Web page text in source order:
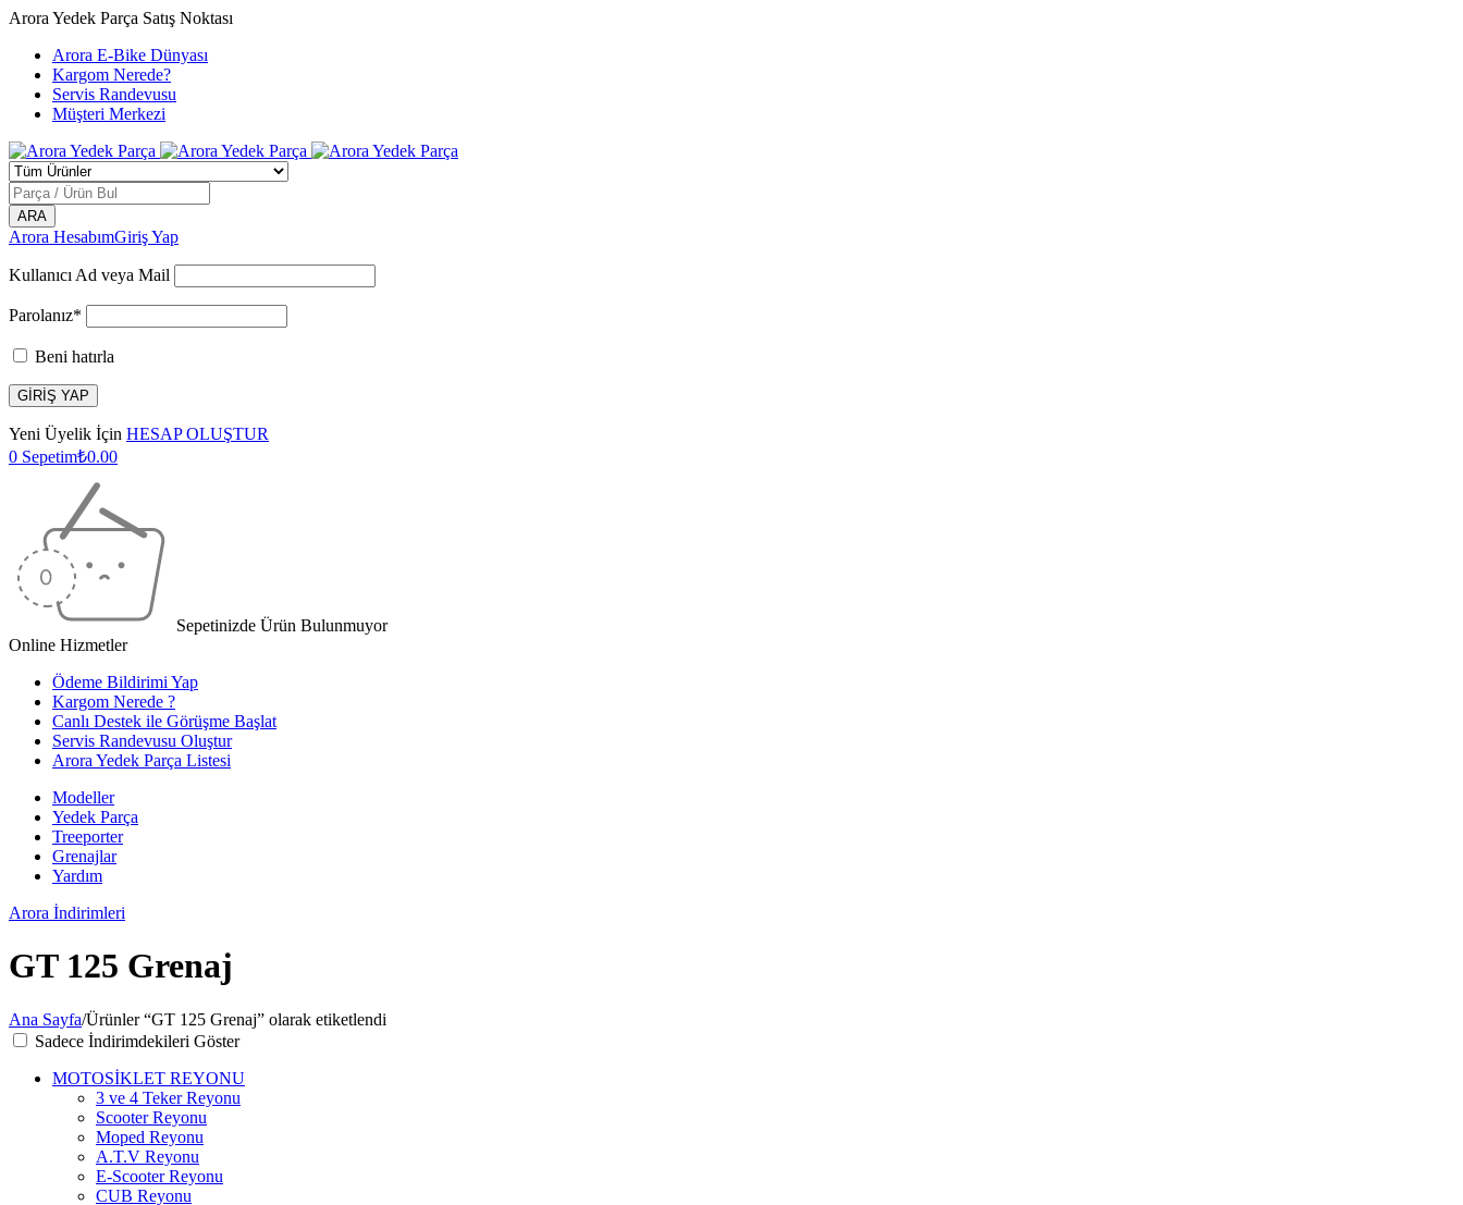
Arora Yedek Parça Satış Noktası
Arora E-Bike Dünyası
Kargom Nerede?
Servis Randevusu
Müşteri Merkezi
Arora HesabımGiriş Yap
Kullanıcı Ad veya Mail
Parolanız*
Beni hatırla
Yeni Üyelik İçin HESAP OLUŞTUR
0 Sepetim₺0.00
Sepetinizde Ürün Bulunmuyor
Online Hizmetler
Ödeme Bildirimi Yap
Kargom Nerede ?
Canlı Destek ile Görüşme Başlat
Servis Randevusu Oluştur
Arora Yedek Parça Listesi
Modeller
Yedek Parça
Treeporter
Grenajlar
Yardım
Arora İndirimleri
GT 125 Grenaj
Ana Sayfa/Ürünler “GT 125 Grenaj” olarak etiketlendi
Sadece İndirimdekileri Göster
MOTOSİKLET REYONU
3 ve 4 Teker Reyonu
Scooter Reyonu
Moped Reyonu
A.T.V Reyonu
E-Scooter Reyonu
CUB Reyonu